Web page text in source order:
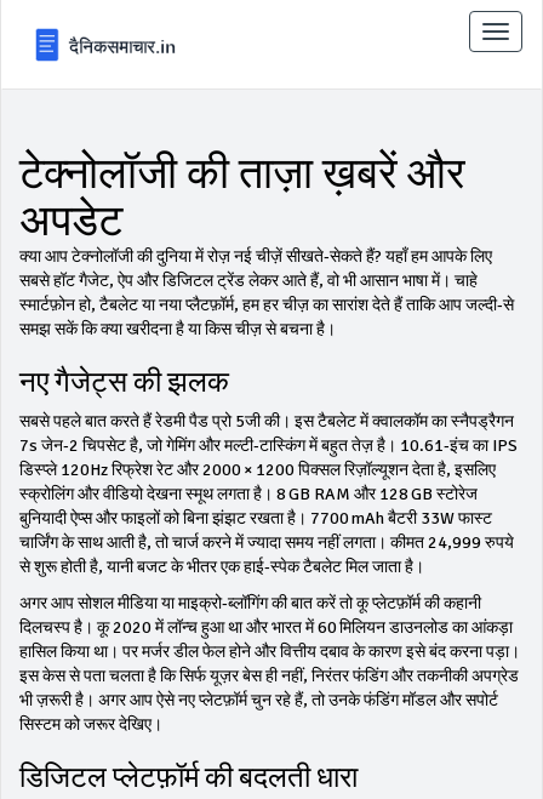
टॉगल
से
टेक्नोलॉजी की ताज़ा ख़बरें और
अपडेट
क्या आप टेक्नोलॉजी की दुनिया में रोज़ नई चीज़ें सीखते‑सेकते हैं? यहाँ हम आपके लिए
सबसे हॉट गैजेट, ऐप और डिजिटल ट्रेंड लेकर आते हैं, वो भी आसान भाषा में। चाहे
स्मार्टफ़ोन हो, टैबलेट या नया प्लैटफ़ॉर्म, हम हर चीज़ का सारांश देते हैं ताकि आप जल्दी‑से
समझ सकें कि क्या खरीदना है या किस चीज़ से बचना है।
नए गैजेट्स की झलक
सबसे पहले बात करते हैं रेडमी पैड प्रो 5जी की। इस टैबलेट में क्वालकॉम का स्नैपड्रैगन
7s जेन‑2 चिपसेट है, जो गेमिंग और मल्टी‑टास्किंग में बहुत तेज़ है। 10.61‑इंच का IPS
डिस्प्ले 120Hz रिफ्रेश रेट और 2000 × 1200 पिक्सल रिज़ॉल्यूशन देता है, इसलिए
स्क्रोलिंग और वीडियो देखना स्मूथ लगता है। 8 GB RAM और 128 GB स्टोरेज
बुनियादी ऐप्स और फाइलों को बिना झंझट रखता है। 7700 mAh बैटरी 33W फास्ट
चार्जिंग के साथ आती है, तो चार्ज करने में ज्यादा समय नहीं लगता। कीमत 24,999 रुपये
से शुरू होती है, यानी बजट के भीतर एक हाई‑स्पेक टैबलेट मिल जाता है।
अगर आप सोशल मीडिया या माइक्रो‑ब्लॉगिंग की बात करें तो कू प्लेटफ़ॉर्म की कहानी
दिलचस्प है। कू 2020 में लॉन्च हुआ था और भारत में 60 मिलियन डाउनलोड का आंकड़ा
हासिल किया था। पर मर्जर डील फेल होने और वित्तीय दबाव के कारण इसे बंद करना पड़ा।
इस केस से पता चलता है कि सिर्फ यूज़र बेस ही नहीं, निरंतर फंडिंग और तकनीकी अपग्रेड
भी ज़रूरी है। अगर आप ऐसे नए प्लेटफ़ॉर्म चुन रहे हैं, तो उनके फंडिंग मॉडल और सपोर्ट
सिस्टम को जरूर देखिए।
डिजिटल प्लेटफ़ॉर्म की बदलती धारा